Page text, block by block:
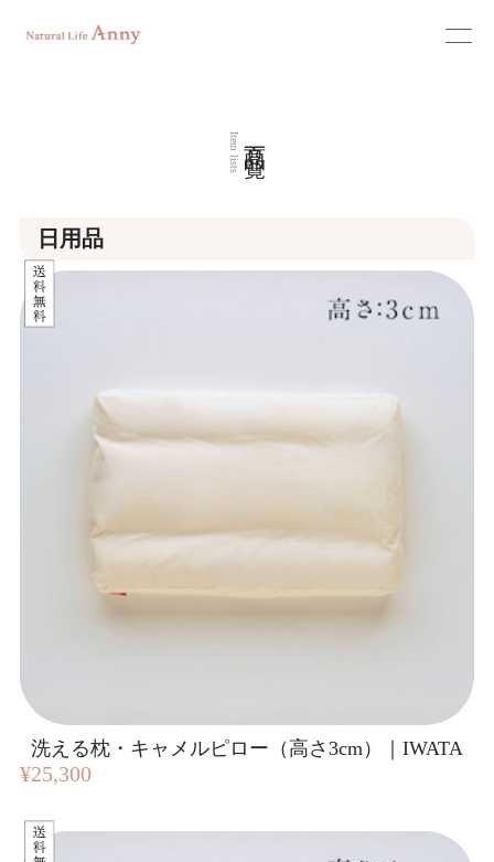
Item lists
日用品
洗える枕・キャメルピロー（高さ3cm）｜IWATA
¥25,300